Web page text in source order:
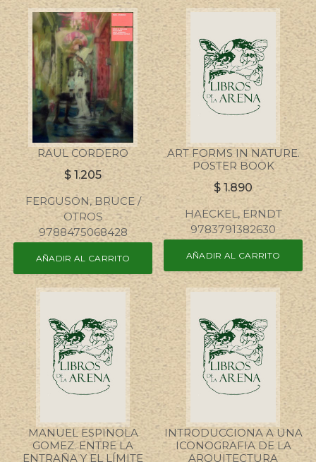
RAUL CORDERO
$ 1.205
FERGUSON, BRUCE /
OTROS
9788475068428
AÑADIR AL CARRITO
ART FORMS IN NATURE.
POSTER BOOK
$ 1.890
HAECKEL, ERNDT
9783791382630
AÑADIR AL CARRITO
MANUEL ESPINOLA
GOMEZ. ENTRE LA
ENTRAÑA Y EL LÍMITE
INTRODUCCIONA A UNA
ICONOGRAFIA DE LA
ARQUITECTURA